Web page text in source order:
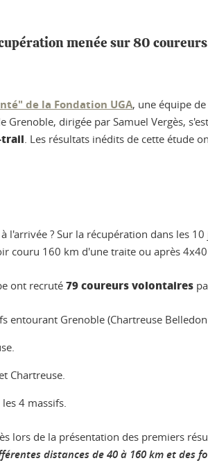
menée sur 80
de la Fondation UGA, une équipe
dirigée par Samuel Vergès,
trail. Les résultats inédits de cette étude
? Sur la récupération dans les
couru 160 km d'une traite ou après
ont recruté79 coureurs volontaires
Grenoble (Chartreuse
Chartreuse.
4 massifs.
lors de la présentation des premiers
distances de 40 à 160 km et des